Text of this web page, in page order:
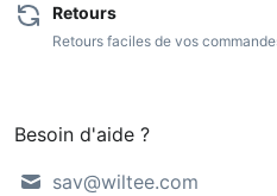
Retours
Retours faciles de vos
Besoin d'aide ?
sav@wiltee.com